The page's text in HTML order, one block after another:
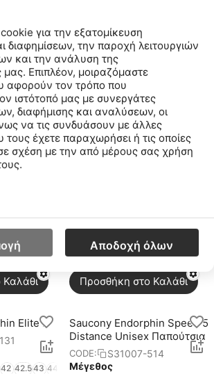
41 42
30
CODE:
S11007-140
Μέγεθος
37 37.5 38 38.5
Χαμηλότερη Τιμή 30
Ημερών:210.00€
16800
Προσθήκη στο Καλάθι
Elite 2
42 42.543 44 44.545 46 46.5
Saucony Endorphin Speed 5
Distance Unisex Παπούτσια
CODE:
S31007-514
Μέγεθος
για την εξατομίκευση
διαφημίσεων, την παροχή λειτουργιών
και την ανάλυση της
μας. Επιπλέον, μοιραζόμαστε
αφορούν τον τρόπο που
ιστότοπό μας με συνεργάτες
διαφήμισης και αναλύσεων, οι
να τις συνδυάσουν με άλλες
έχετε παραχωρήσει ή τις οποίες
σχέση με την από μέρους σας χρήση
Αποδοχή όλων